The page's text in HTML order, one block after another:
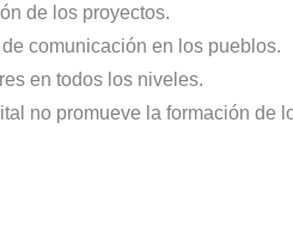
de los proyectos.
comunicación en los pueblos.
en todos los niveles.
no promueve la formación de